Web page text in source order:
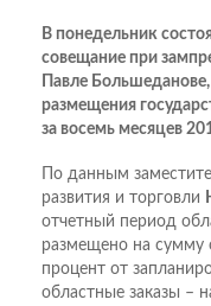
В понедельник
совещание при
Павле
размещения
за восемь месяцев
По данным
развития и торговли
отчетный период
размещено на сумму
процент от
областные заказы –